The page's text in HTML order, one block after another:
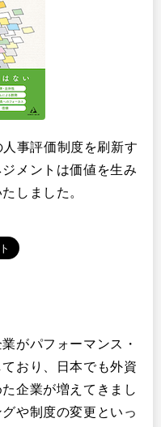
事評価制度を刷新す
メントは価値を生み
しました。
がパフォーマンス・
おり、日本でも外資
企業が増えてきまし
や制度の変更といっ